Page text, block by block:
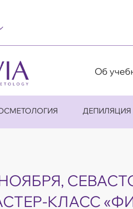
Об
ДЕПИЛЯЦИЯ
НОЯБРЯ,
КЛАСС